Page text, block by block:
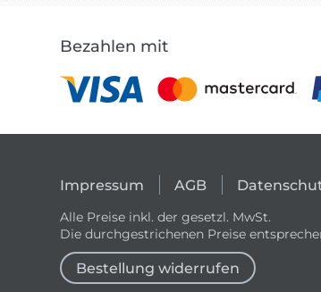
Bezahlen mit
Impressum AGB
Alle Preise inkl. der gesetzl. MwSt.
Die durchgestrichenen Preise
Bestellung widerrufen